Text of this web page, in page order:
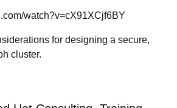
watch?v=cX91XCjf6BY
for designing a secure,
cluster.